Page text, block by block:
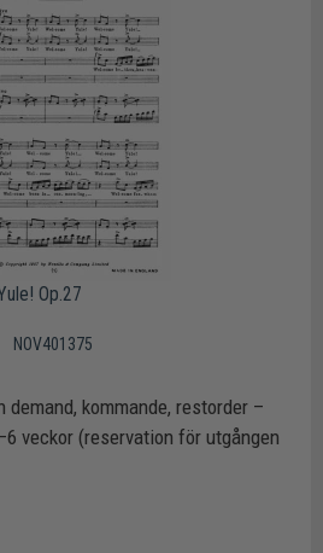
Op.27
NOV401375
demand, kommande, restorder –
veckor (reservation för utgången